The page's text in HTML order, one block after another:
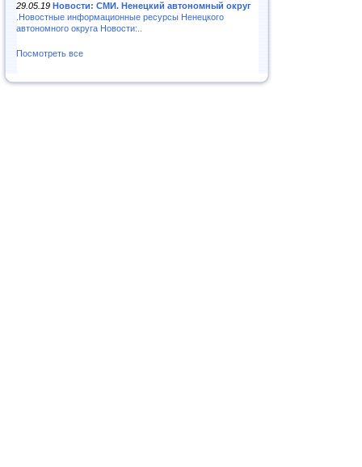
29.05.19 Новости: СМИ. Ненецкий автономный округ
.Новостные информационные ресурсы Ненецкого
автономного округа Новости:..
Посмотреть все